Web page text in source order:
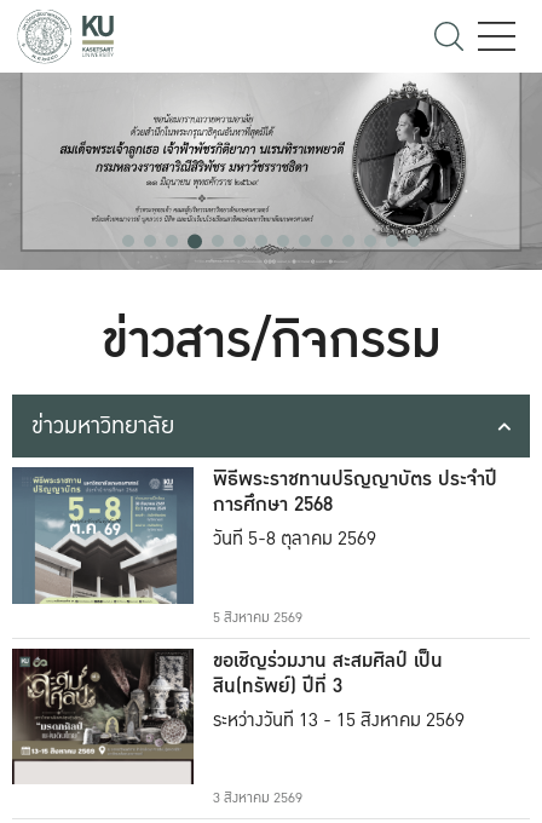
ข่าวสาร/กิจกรรม
ข่าวมหาวิทยาลัย
พิธีพระราชทานปริญญาบัตร ประจำปี
การศึกษา 2568
วันที่ 5-8 ตุลาคม 2569
5 สิงหาคม 2569
ขอเชิญร่วมงาน สะสมศิลป์ เป็น
สิน(ทรัพย์) ปีที่ 3
ระหว่างวันที่ 13 - 15 สิงหาคม 2569
3 สิงหาคม 2569